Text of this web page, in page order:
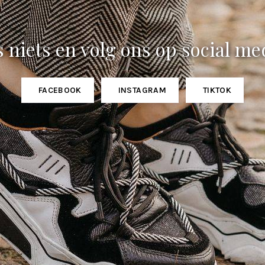
niets en volg ons op social
FACEBOOK INSTAGRAM TIKTOK